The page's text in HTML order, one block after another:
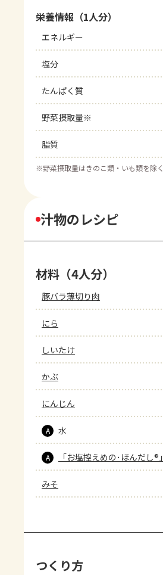
栄養情報（1人分）
エネルギー
塩分
たんぱく質
野菜摂取量※
脂質
※野菜摂取量はきのこ類・いも類を除く
汁物のレシピ
材料（4人分）
豚バラ薄切り肉
にら
しいたけ
かぶ
にんじん
A 水
A 「お塩控えめの･ほんだし®」
みそ
つくり方